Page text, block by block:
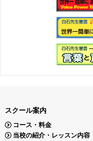
スクール案内
コース・料金
当校の紹介・レッスン内容